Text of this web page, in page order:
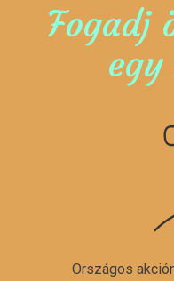
Fogadj
Országos